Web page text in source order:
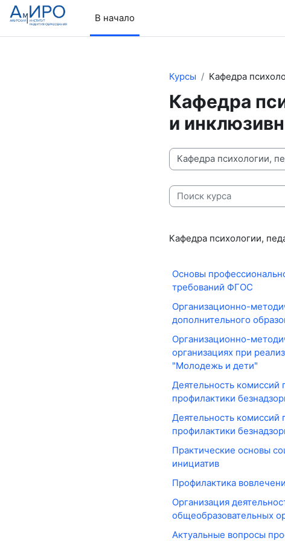
Перейти к основному содержанию
В начало
Курсы Кафедра
Кафедра
и
Категории курсов
Поиск курса
Кафедра психологии,
Основы
требований ФГОС
Организационно-
дополнительного
Организационно-
организациях при
"Молодежь и дети"
Деятельность комиссий
профилактики
Деятельность комиссий
профилактики
Практические основы
инициатив
Профилактика
Организация
общеобразовательных
Актуальные вопросы